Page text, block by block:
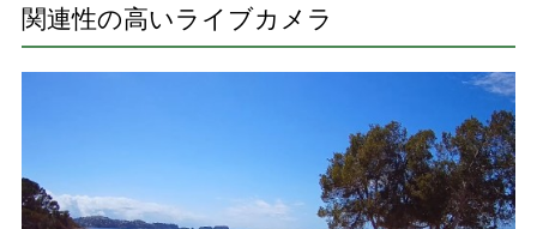
関連性の高いライブカメラ